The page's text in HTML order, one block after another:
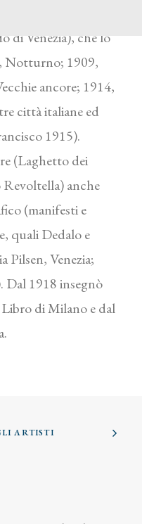
di Venezia), che lo
Notturno; 1909,
ancore; 1914,
città italiane ed
1915).
(Laghetto dei
anche
(manifesti e
quali Dedalo e
Pilsen, Venezia;
Dal 1918 insegnò
Libro di Milano e dal
ARTISTI